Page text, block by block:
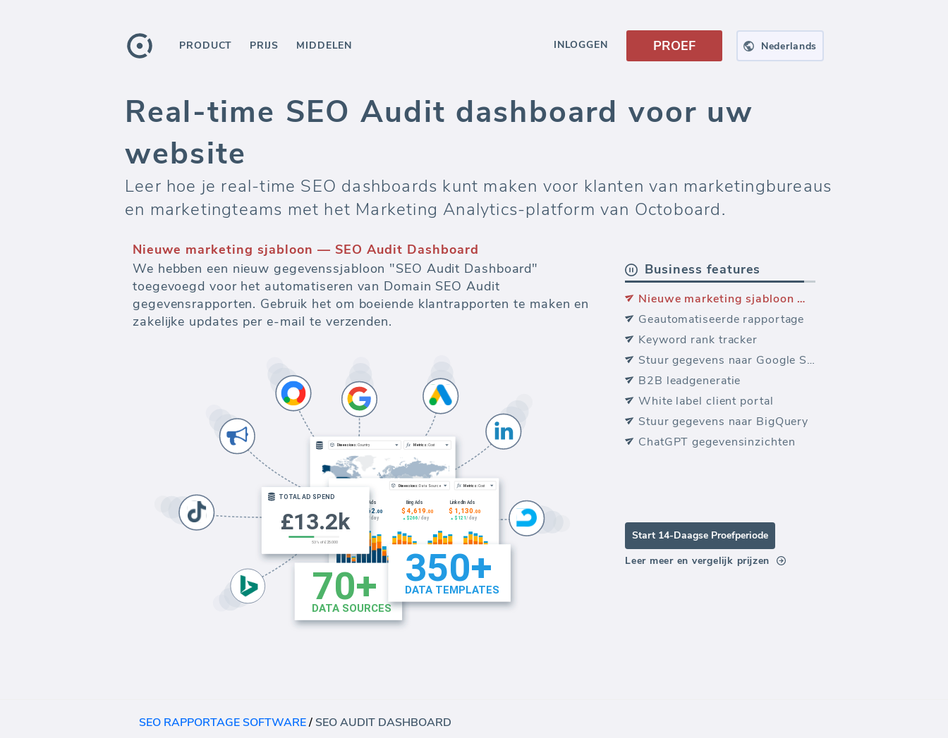
PRODUCT PRIJS MIDDELEN INLOGGEN PROEF Nederlands
Real-time SEO Audit dashboard voor uw
website
Leer hoe je real-time SEO dashboards kunt maken voor klanten van marketingbureaus
en marketingteams met het Marketing Analytics-platform van Octoboard.
Nieuwe marketing sjabloon — SEO Audit Dashboard
We hebben een nieuw gegevenssjabloon "SEO Audit Dashboard"
toegevoegd voor het automatiseren van Domain SEO Audit
gegevensrapporten. Gebruik het om boeiende klantrapporten te maken en
zakelijke updates per e-mail te verzenden.
Business features
Nieuwe marketing sjabloon — SEO Audit Dashboard
Geautomatiseerde rapportage
Keyword rank tracker
Stuur gegevens naar Google Sheets
B2B leadgeneratie
White label client portal
Stuur gegevens naar BigQuery
ChatGPT gegevensinzichten
Start 14-Daagse Proefperiode
Leer meer en vergelijk prijzen
SEO RAPPORTAGE SOFTWARE/ SEO AUDIT DASHBOARD